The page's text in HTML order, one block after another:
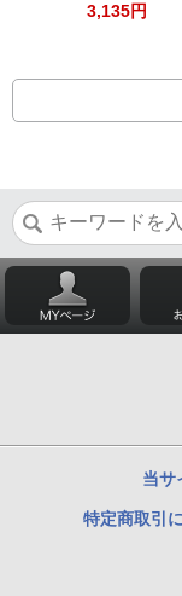
3,135円
当サ
特定商取引